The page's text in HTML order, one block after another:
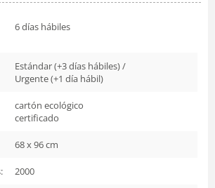
6 días hábiles
Estándar (+3 días hábiles) /
Urgente (+1 día hábil)
cartón ecológico
certificado
68 x 96 cm
2000